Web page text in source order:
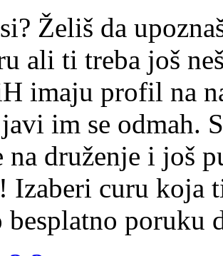
Želiš da
ali ti treba još
imaju profil na
im se odmah.
na druženje i još
Izaberi curu koja
besplatno poruku